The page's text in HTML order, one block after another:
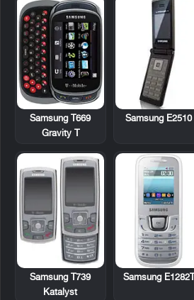
Samsung E2510
Samsung T669
Gravity T
Samsung E1282T
Samsung T739
Katalyst